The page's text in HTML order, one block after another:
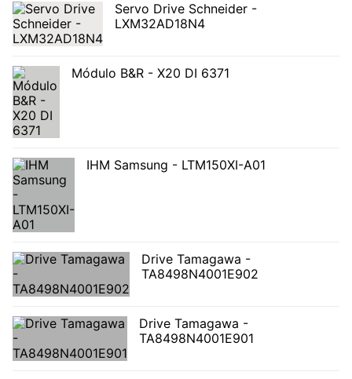
Servo Drive Schneider -
LXM32AD18N4
Módulo B&R - X20 DI 6371
IHM Samsung - LTM150XI-A01
Drive Tamagawa -
TA8498N4001E902
Drive Tamagawa -
TA8498N4001E901